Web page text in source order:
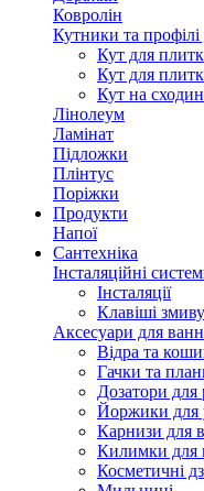
Ковролін
Кутники та
Кут для
Кут для
Кут на
Лінолеум
Ламінат
Підложки
Плінтус
Поріжки
Продукти
Напої
Сантехніка
Інсталяційні
Інсталяції
Клавіші
Аксесуари для
Відра та
Гачки та
Дозатори для
Йоржики для
Карнизи для
Килимки для
Косметичні